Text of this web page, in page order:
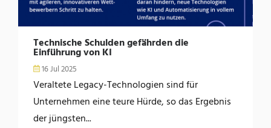
Technische Schulden gefährden die
Einführung von KI
16 Jul 2025
Veraltete Legacy-Technologien sind für
Unternehmen eine teure Hürde, so das Ergebnis
der jüngsten...